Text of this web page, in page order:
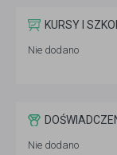
KURSY I
Nie dodano
Nie dodano